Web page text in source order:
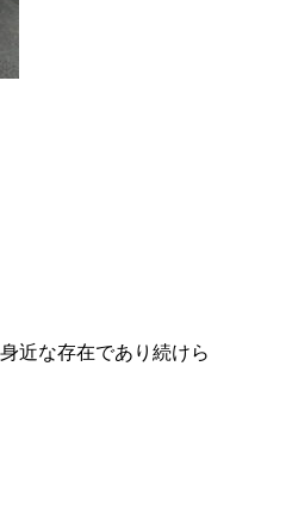
近な存在であり続けら